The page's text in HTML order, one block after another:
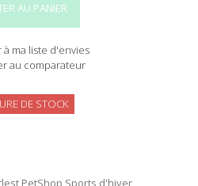
AU PANIER
à ma liste d'envies
au comparateur
DE STOCK